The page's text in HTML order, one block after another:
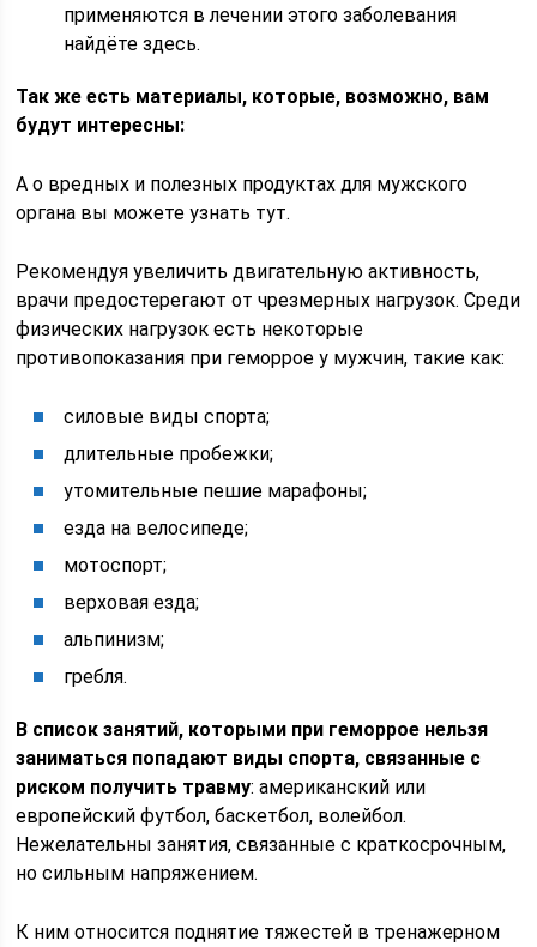
применяются в лечении этого заболевания
найдёте здесь.
Так же есть материалы, которые, возможно, вам
будут интересны:
А о вредных и полезных продуктах для мужского
органа вы можете узнать тут.
Рекомендуя увеличить двигательную активность,
врачи предостерегают от чрезмерных нагрузок. Среди
физических нагрузок есть некоторые
противопоказания при геморрое у мужчин, такие как:
силовые виды спорта;
длительные пробежки;
утомительные пешие марафоны;
езда на велосипеде;
мотоспорт;
верховая езда;
альпинизм;
гребля.
В список занятий, которыми при геморрое нельзя
заниматься попадают виды спорта, связанные с
риском получить травму: американский или
европейский футбол, баскетбол, волейбол.
Нежелательны занятия, связанные с краткосрочным,
но сильным напряжением.
К ним относится поднятие тяжестей в тренажерном